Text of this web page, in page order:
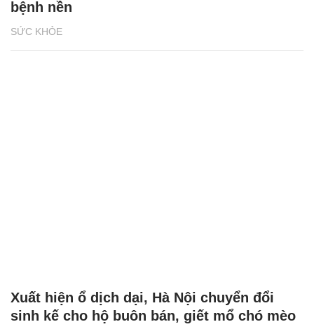
SỨC KHỎE
bệnh nền
Xuất hiện ổ dịch dại, Hà Nội chuyển đổi
sinh kế cho hộ buôn bán, giết mổ chó mèo